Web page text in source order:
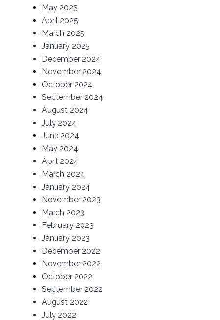
May 2025
April 2025
March 2025
January 2025
December 2024
November 2024
October 2024
September 2024
August 2024
July 2024
June 2024
May 2024
April 2024
March 2024
January 2024
November 2023
March 2023
February 2023
January 2023
December 2022
November 2022
October 2022
September 2022
August 2022
July 2022